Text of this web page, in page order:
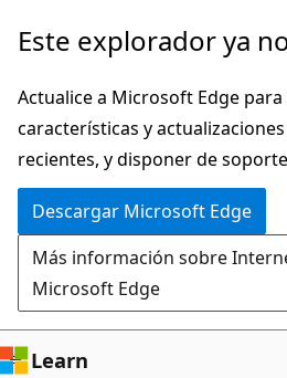
Ir
contenido
principal
Este explorador ya
Actualice a Microsoft Edge
características y
recientes, y disponer de
Descargar Microsoft Edge
Más información sobre
Microsoft Edge
Learn